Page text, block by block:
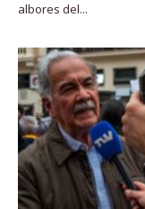
albores del...